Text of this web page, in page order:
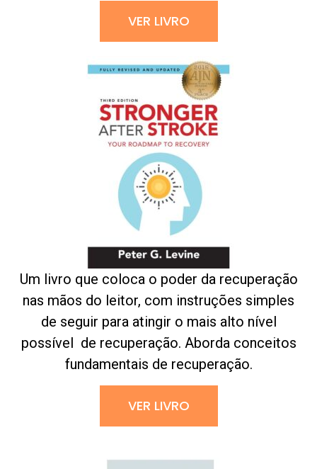
VER LIVRO
Um livro que coloca o poder da recuperação
nas mãos do leitor, com instruções simples
de seguir para atingir o mais alto nível
possível de recuperação. Aborda conceitos
fundamentais de recuperação.
VER LIVRO